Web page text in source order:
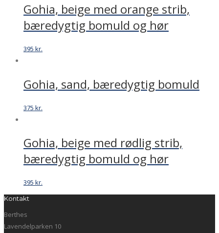
Gohia, beige med orange strib,
bæredygtig bomuld og hør
395 kr.
Gohia, sand, bæredygtig bomuld
375 kr.
Gohia, beige med rødlig strib,
bæredygtig bomuld og hør
395 kr.
Kontakt
Berthes
Lavendelparken 10